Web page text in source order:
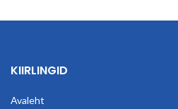
KIIRLINGID
Avaleht